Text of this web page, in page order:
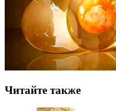
Читайте также